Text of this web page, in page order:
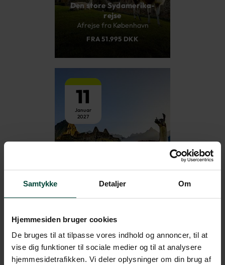
Samtykke Detaljer Om
Hjemmesiden bruger cookies
De bruges til at tilpasse vores indhold og annoncer, til at
vise dig funktioner til sociale medier og til at analysere
hjemmesidetrafikken. Vi deler oplysninger om din brug af
Den store Sydamerika-
rejse
Afrejse fra København
FRA 51.995 DKK
11
Januar
2027
rejse
Afrejse fra Aalborg
20